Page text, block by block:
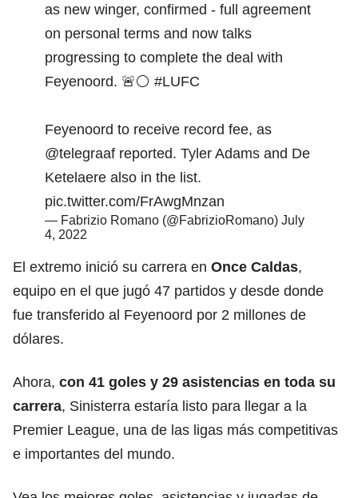
as new winger, confirmed - full agreement
on personal terms and now talks
progressing to complete the deal with
Feyenoord. 🚨⚪️ #LUFC
Feyenoord to receive record fee, as
@telegraaf reported. Tyler Adams and De
Ketelaere also in the list.
pic.twitter.com/FrAwgMnzan
— Fabrizio Romano (@FabrizioRomano) July
4, 2022
El extremo inició su carrera en Once Caldas,
equipo en el que jugó 47 partidos y desde donde
fue transferido al Feyenoord por 2 millones de
dólares.
Ahora, con 41 goles y 29 asistencias en toda su
carrera, Sinisterra estaría listo para llegar a la
Premier League, una de las ligas más competitivas
e importantes del mundo.